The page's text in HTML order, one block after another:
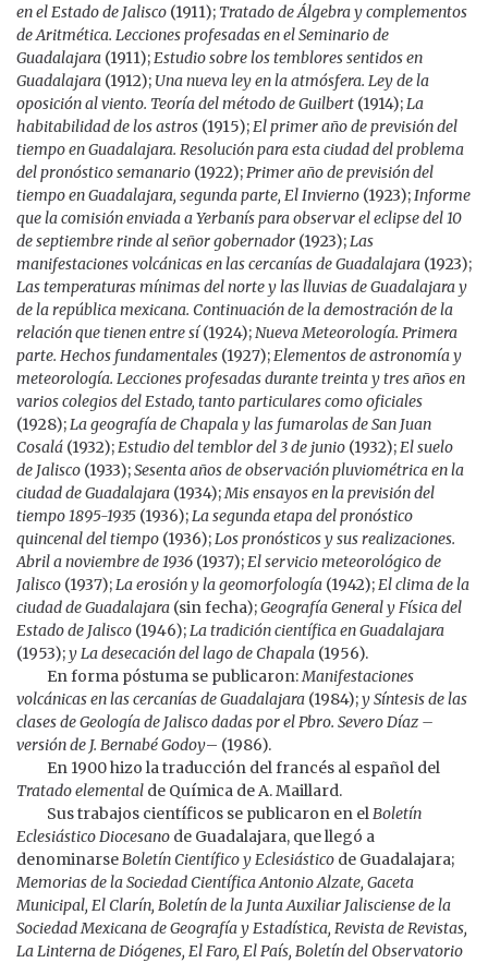
en el Estado de Jalisco (1911); Tratado de Álgebra y complementos
de Aritmética. Lecciones profesadas en el Seminario de
Guadalajara (1911);Estudio sobre los temblores sentidos en
Guadalajara (1912); Una nueva ley en la atmósfera. Ley de la
oposición al viento. Teoría del método de Guilbert (1914);La
habitabilidad de los astros (1915);El primer año de previsión del
tiempo en Guadalajara. Resolución para esta ciudad del problema
del pronóstico semanario (1922);Primer año de previsión del
tiempo en Guadalajara, segunda parte, El Invierno (1923);Informe
que la comisión enviada a Yerbanís para observar el eclipse del 10
de septiembre rinde al señor gobernador (1923);Las
manifestaciones volcánicas en las cercanías de Guadalajara (1923);
Las temperaturas mínimas del norte y las lluvias de Guadalajara y
de la república mexicana. Continuación de la demostración de la
relación que tienen entre sí(1924);Nueva Meteorología. Primera
parte. Hechos fundamentales (1927);Elementos de astronomía y
meteorología. Lecciones profesadas durante treinta y tres años en
varios colegios del Estado, tanto particulares como oficiales
(1928);La geografía de Chapala y las fumarolas de San Juan
Cosalá (1932);Estudio del temblor del 3 de junio (1932);El suelo
de Jalisco (1933);Sesenta años de observación pluviométrica en la
ciudad de Guadalajara (1934);Mis ensayos en la previsión del
tiempo 1895-1935 (1936);La segunda etapa del pronóstico
quincenal del tiempo (1936);Los pronósticos y sus realizaciones.
Abril a noviembre de 1936 (1937);El servicio meteorológico de
Jalisco (1937);La erosión y la geomorfología (1942);El clima de la
ciudad de Guadalajara (sin fecha);Geografía General y Física del
Estado de Jalisco (1946);La tradición científica en Guadalajara
(1953);y La desecación del lago de Chapala (1956).
En forma póstuma se publicaron:Manifestaciones
volcánicas en las cercanías de Guadalajara (1984);y Síntesis de las
clases de Geología de Jalisco dadas por el Pbro. Severo Díaz –
versión de J. Bernabé Godoy– (1986).
En 1900 hizo la traducción del francés al español del
Tratado elemental de Química de A. Maillard.
Sus trabajos científicos se publicaron en elBoletín
Eclesiástico Diocesano de Guadalajara, que llegó a
denominarseBoletín Científico y Eclesiástico de Guadalajara;
Memorias de la Sociedad Científica Antonio Alzate, Gaceta
Municipal, El Clarín, Boletín de la Junta Auxiliar Jalisciense de la
Sociedad Mexicana de Geografía y Estadística, Revista de Revistas,
La Linterna de Diógenes, El Faro, El País, Boletín del Observatorio